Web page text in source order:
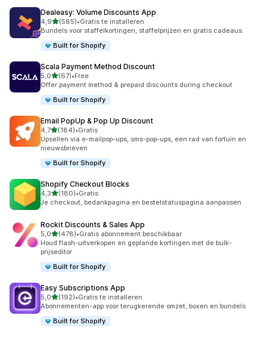
Dealeasy: Volume Discounts App
4,9van 5 sterren
(585)
585 recensies in totaal
•Gratis te installeren
Bundels voor staffelkortingen, staffelprijzen en gratis cadeaus.
Built for Shopify
Scala Payment Method Discount
5,0van 5 sterren
(67)
67 recensies in totaal
•Free
Offer payment method & prepaid discounts during checkout
Built for Shopify
Email PopUp & Pop Up Discount
4,7van 5 sterren
(184)
184 recensies in totaal
•Gratis
Upsellen via e-mailpop-ups, sms-pop-ups, een rad van fortuin en
nieuwsbrieven
Built for Shopify
Shopify Checkout Blocks
4,3van 5 sterren
(180)
180 recensies in totaal
•Gratis
Je checkout, bedankpagina en bestelstatuspagina aanpassen
Rockit Discounts & Sales App
5,0van 5 sterren
(478)
478 recensies in totaal
•Gratis abonnement beschikbaar
Houd flash-uitverkopen en geplande kortingen met de bulk-
prijseditor
Built for Shopify
Easy Subscriptions App
5,0van 5 sterren
(192)
192 recensies in totaal
•Gratis te installeren
Abonnementen-app voor terugkerende omzet, boxen en bundels
Built for Shopify